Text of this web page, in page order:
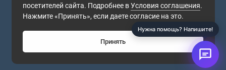
посетителей сайта. Подробнее вУсловия соглашения.
Нажмите «Принять», если даете согласие на это.
Принять
2026
Нужна помощь? Напишите!